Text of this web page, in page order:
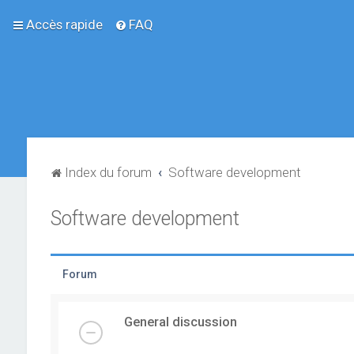
Accès rapide FAQ
Index du forum Software development
Software development
Forum
General discussion